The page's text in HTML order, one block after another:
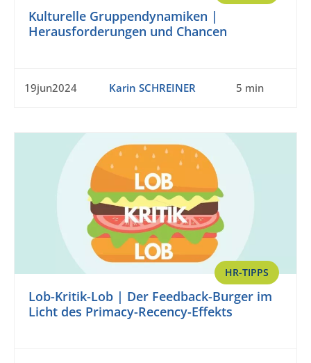
Kulturelle Gruppendynamiken |
Herausforderungen und Chancen
19jun2024 Karin SCHREINER 5 min
HR-TIPPS
Lob-Kritik-Lob | Der Feedback-Burger im
Licht des Primacy-Recency-Effekts